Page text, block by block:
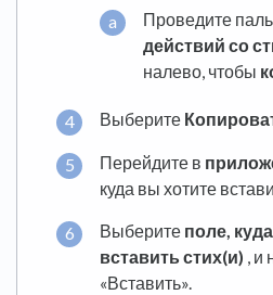
Проведите
действий со
налево, чтобы
Выберите
Перейдите в
куда вы хотите
Выберите поле,
вставить стих(и) , и
«Вставить».